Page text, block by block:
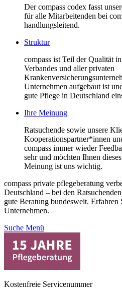
Der compass codex fasst
für alle Mitarbeitenden bei
handlungsleitend.
Struktur
compass ist Teil der Qualität
Verbandes und aller privaten
Unternehmen aufgebaut ist
gute Pflege in Deutschland
Ihre Meinung
Ratsuchende sowie unsere
Kooperationspartner*innen
compass immer wieder
sehr und möchten Ihnen
Meinung ist uns wichtig.
compass private pflegeberatung
Deutschland – bei den
gute Beratung bundesweit. Erfahren
Unternehmen.
Suche Menü
Kostenfreie Servicenummer